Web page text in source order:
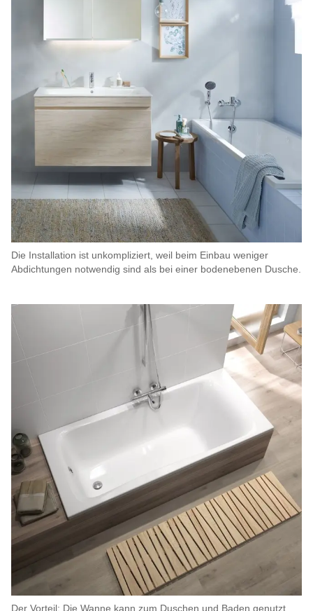
Die Installation ist unkompliziert, weil beim Einbau weniger
Abdichtungen notwendig sind als bei einer bodenebenen Dusche.
Der Vorteil: Die Wanne kann zum Duschen und Baden genutzt